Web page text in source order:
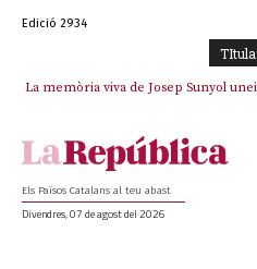
Edició 2934
La memòria viva de Josep Sunyol uneix
La “dignitat” a mitges de Marc
Els Països Catalans al teu abast
Divendres, 07 de agost del 2026